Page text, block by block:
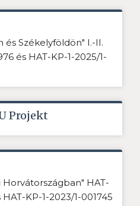
és Székelyföldön" I.-II.
és HAT-KP-1-2025/1-
Projekt
HAT-
KP-1-2023/1-001745